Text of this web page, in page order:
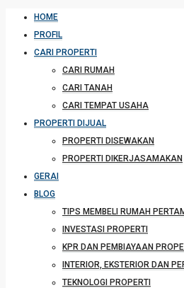
HOME
PROFIL
CARI PROPERTI
CARI RUMAH
CARI TANAH
CARI TEMPAT USAHA
PROPERTI DIJUAL
PROPERTI DISEWAKAN
PROPERTI DIKERJASAMAKAN
GERAI
BLOG
TIPS MEMBELI RUMAH
INVESTASI PROPERTI
KPR DAN PEMBIAYAAN
INTERIOR, EKSTERIOR DAN
TEKNOLOGI PROPERTI